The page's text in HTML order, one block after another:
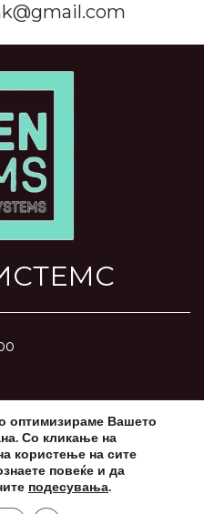
оптимизираме Вашето
Со кликање на
користење на сите
повеќе и да
подесувања.